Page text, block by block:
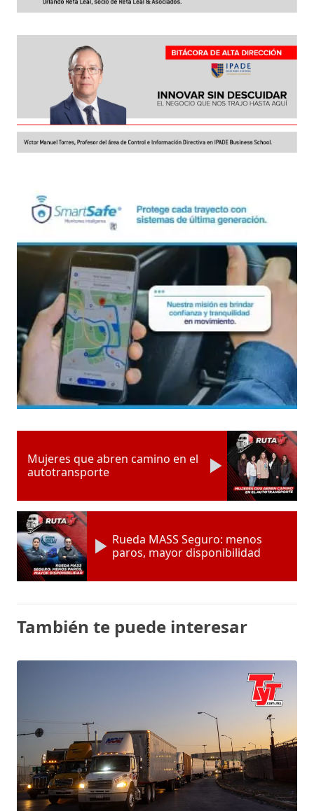
Mujeres que abren camino en el
autotransporte
Rueda MASS Seguro: menos
paros, mayor disponibilidad
También te puede interesar